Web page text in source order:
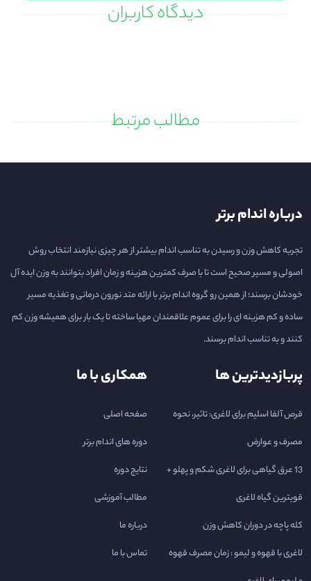
دیدگاه کاربران
مطالب مرتبط
درباره اندام برتر
تجربه کاهش وزن و رسیدن به تناسب اندام بیشتر از هر چیزی نیازمند انتخاب روش
اصولی و مسیر صحیح است تا با صرف کمترین هزینه و زمان افراد بتوانند به وزن ایده آل
خودشان برسند؛ از همین رو گروه اندام برتر با ارائه متد نورون درمانی و تغذیه مسیر
ساده و کم هزینه ای را برای عموم علاقمندان مهیا ساخته تا یک بار برای همیشه وزن کم
کنند و به تناسب اندام برسند.
پربازدیدترین ها
قرص آلفا اسلیم برای لاغری: تاثیر، نحوه
مصرف و عوارض
13 عرق گیاهی برای لاغری شکم و پهلو +
قویترین گیاه لاغری
کله پاچه در دوران کاهش وزن
لاغری با قهوه و لیمو : زمان مصرف قهوه
همکاری با ما
صفحه اصلی
دوره های اندام برتر
نتایج دوره
مطالب آموزشی
درباره ما
تماس با ما